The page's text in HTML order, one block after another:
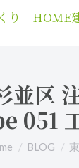
並区
051
are here:
BLOG